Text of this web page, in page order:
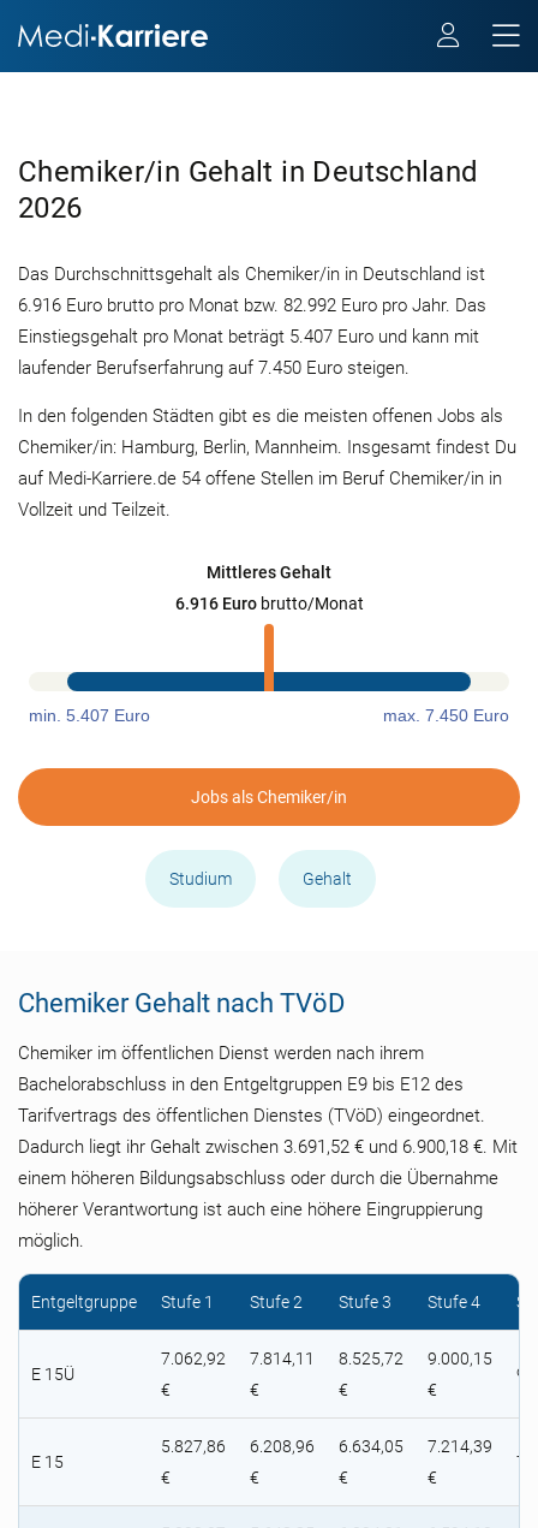
Chemiker/in Gehalt in Deutschland
2026
Das Durchschnittsgehalt als Chemiker/in in Deutschland ist
6.916 Euro brutto pro Monat bzw. 82.992 Euro pro Jahr. Das
Einstiegsgehalt pro Monat beträgt 5.407 Euro und kann mit
laufender Berufserfahrung auf 7.450 Euro steigen.
In den folgenden Städten gibt es die meisten offenen Jobs als
Chemiker/in: Hamburg, Berlin, Mannheim. Insgesamt findest Du
auf Medi-Karriere.de 54 offene Stellen im Beruf Chemiker/in in
Vollzeit und Teilzeit.
Mittleres Gehalt
6.916 Euro brutto/Monat
min. 5.407 Euro max. 7.450 Euro
Jobs als Chemiker/in
Studium Gehalt
Chemiker Gehalt nach TVöD
Chemiker im öffentlichen Dienst werden nach ihrem
Bachelorabschluss in den Entgeltgruppen E9 bis E12 des
Tarifvertrags des öffentlichen Dienstes (TVöD) eingeordnet.
Dadurch liegt ihr Gehalt zwischen 3.691,52 € und 6.900,18 €. Mit
einem höheren Bildungsabschluss oder durch die Übernahme
höherer Verantwortung ist auch eine höhere Eingruppierung
möglich.
Entgeltgruppe Stufe 1 Stufe 2 Stufe 3 Stufe 4
E 15Ü
7.062,92
€
7.814,11
€
8.525,72
€
9.000,15
€
E 15
5.827,86
€
6.208,96
€
6.634,05
€
7.214,39
€